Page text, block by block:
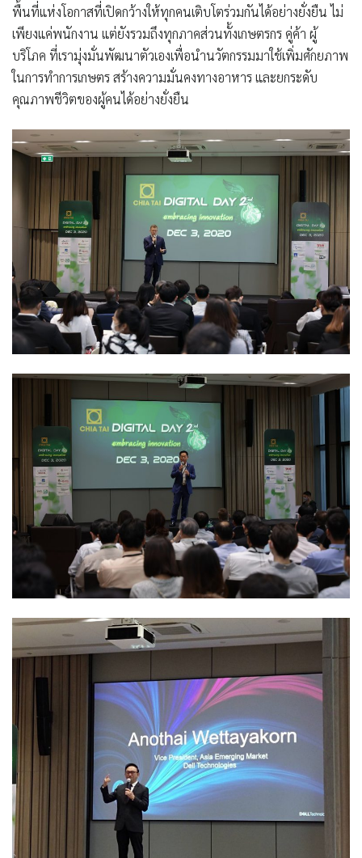
พื้นที่แห่งโอกาสที่เปิดกว้างให้ทุกคนเติบโตร่วมกันได้อย่างยั่งยืน ไม่
เพียงแค่พนักงาน แต่ยังรวมถึงทุกภาคส่วนทั้งเกษตรกร คู่ค้า ผู้
บริโภค ที่เรามุ่งมั่นพัฒนาตัวเองเพื่อนำนวัตกรรมมาใช้เพิ่มศักยภาพ
ในการทำการเกษตร สร้างความมั่นคงทางอาหาร และยกระดับ
คุณภาพชีวิตของผู้คนได้อย่างยั่งยืน